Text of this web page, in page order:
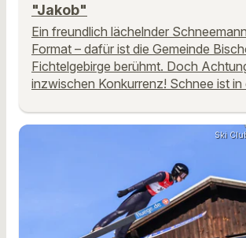
"Jakob"
Ein freundlich lächelnder
Format – dafür ist die Gemeinde
Fichtelgebirge berühmt. Doch
inzwischen Konkurrenz! Schnee ist
Ski